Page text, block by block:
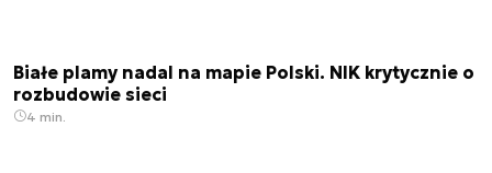
Białe plamy nadal na mapie Polski. NIK krytycznie o
rozbudowie sieci
4 min.